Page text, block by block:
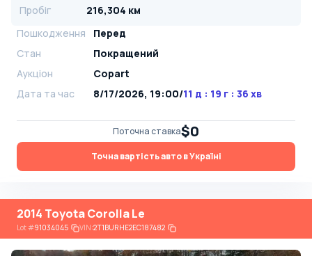
Пробіг
216,304 км
Пошкодження
Перед
Стан
Покращений
Аукціон
Copart
Дата та час
8/17/2026, 19:00/11 д : 19 г : 36 хв
Поточна ставка$0
Точна вартість авто в Україні
2014 Toyota Corolla Le
Lot#91034045 VIN:2T1BURHE2EC187482